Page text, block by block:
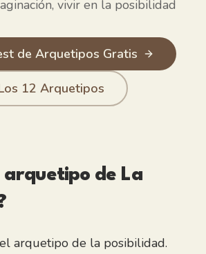
potencial en personas y lugares que otros
incluso después de la decepción
que la recarga
vivir en la posibilidad
de Arquetipos Gratis
12 Arquetipos
arquetipo de La
arquetipo de la posibilidad.